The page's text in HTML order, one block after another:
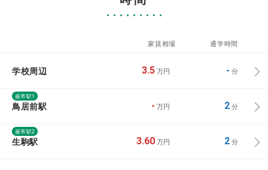
家賃相場 通学時間
学校周辺 3.5 万円 - 分
最寄駅1
鳥居前駅 - 万円 2分
最寄駅2
生駒駅 3.60 万円 2分